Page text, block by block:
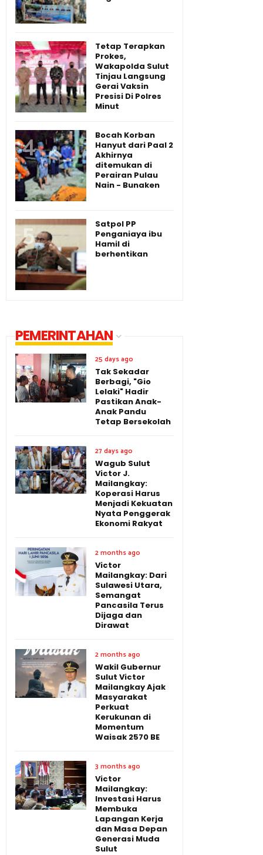
Tetap Terapkan
Prokes,
Wakapolda Sulut
Tinjau Langsung
Gerai Vaksin
Presisi Di Polres
Minut
Bocah Korban
Hanyut dari Paal 2
Akhirnya
ditemukan di
Perairan Pulau
Nain - Bunaken
Satpol PP
Penganiaya ibu
Hamil di
berhentikan
PEMERINTAHAN
25 days ago
Tak Sekadar
Berbagi, "Gio
Lelaki" Hadir
Pastikan Anak-
Anak Pandu
Tetap Bersekolah
27 days ago
Wagub Sulut
Victor J.
Mailangkay:
Koperasi Harus
Menjadi Kekuatan
Nyata Penggerak
Ekonomi Rakyat
2 months ago
Victor
Mailangkay: Dari
Sulawesi Utara,
Semangat
Pancasila Terus
Dijaga dan
Dirawat
2 months ago
Wakil Gubernur
Sulut Victor
Mailangkay Ajak
Masyarakat
Perkuat
Kerukunan di
Momentum
Waisak 2570 BE
3 months ago
Victor
Mailangkay:
Investasi Harus
Membuka
Lapangan Kerja
dan Masa Depan
Generasi Muda
Sulut